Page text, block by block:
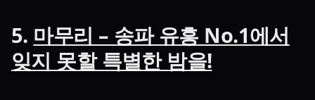
5. 마무리 – 송파 유흥 No.1에서
잊지 못할 특별한 밤을!